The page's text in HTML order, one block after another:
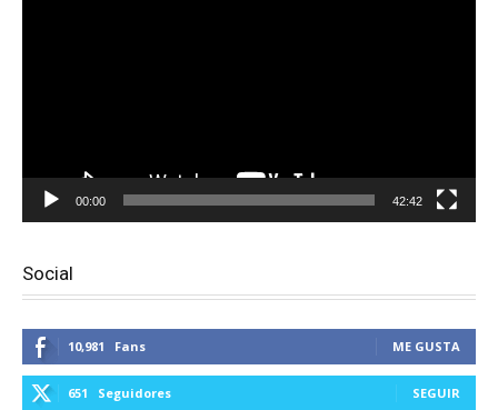
00:00 42:42
Social
10,981 Fans ME GUSTA
651 Seguidores SEGUIR